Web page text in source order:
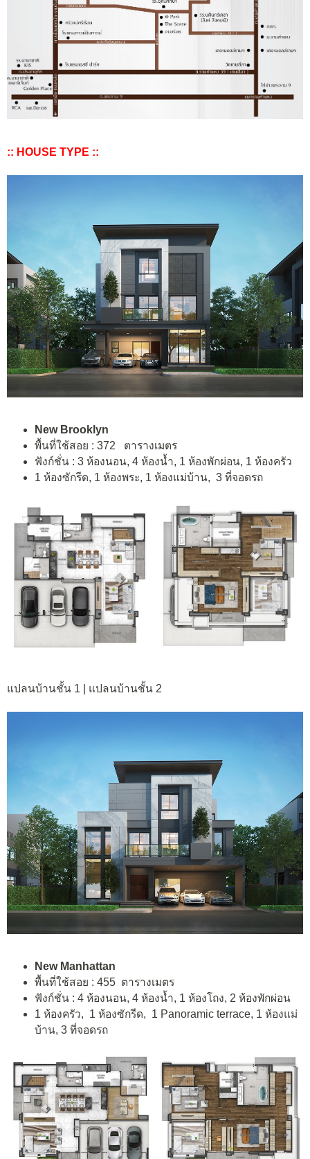
:: HOUSE TYPE ::
New Brooklyn
พื้นที่ใช้สอย : 372 ตารางเมตร
ฟังก์ชั่น : 3 ห้องนอน, 4 ห้องน้ำ, 1 ห้องพักผ่อน, 1 ห้องครัว
1 ห้องซักรีด, 1 ห้องพระ, 1 ห้องแม่บ้าน, 3 ที่จอดรถ
แปลนบ้านชั้น 1 | แปลนบ้านชั้น 2
New Manhattan
พื้นที่ใช้สอย : 455 ตารางเมตร
ฟังก์ชั่น : 4 ห้องนอน, 4 ห้องน้ำ, 1 ห้องโถง, 2 ห้องพักผ่อน
1 ห้องครัว, 1 ห้องซักรีด, 1 Panoramic terrace, 1 ห้องแม่
บ้าน, 3 ที่จอดรถ